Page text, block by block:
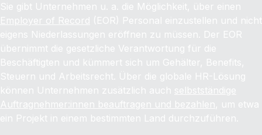
Sie gibt Unternehmen u. a. die Möglichkeit, über einen
Employer of Record
(EOR) Personal einzustellen und nicht
eigens Niederlassungen eröffnen zu müssen. Der EOR
übernimmt die gesetzliche Verantwortung für die
Beschäftigten und kümmert sich um Gehälter, Benefits,
Steuern und Arbeitsrecht. Über die globale HR-Lösung
können Unternehmen zusätzlich auch selbstständige
Auftragnehmer:innen beauftragen und bezahlen, um etwa
ein Projekt in einem bestimmten Land durchzuführen.